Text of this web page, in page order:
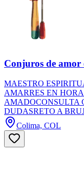
Conjuros de amor
MAESTRO
AMARRES EN
AMADOCONSULTA
DUDASRETO A
Colima, COL